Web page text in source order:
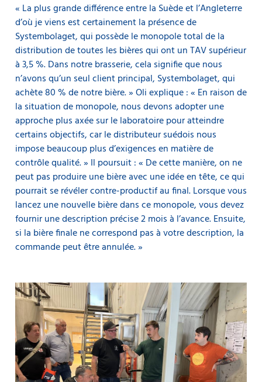
« La plus grande différence entre la Suède et l’Angleterre
d’où je viens est certainement la présence de
Systembolaget, qui possède le monopole total de la
distribution de toutes les bières qui ont un TAV supérieur
à 3,5 %. Dans notre brasserie, cela signifie que nous
n’avons qu’un seul client principal, Systembolaget, qui
achète 80 % de notre bière. » Oli explique : « En raison de
la situation de monopole, nous devons adopter une
approche plus axée sur le laboratoire pour atteindre
certains objectifs, car le distributeur suédois nous
impose beaucoup plus d’exigences en matière de
contrôle qualité. » Il poursuit : « De cette manière, on ne
peut pas produire une bière avec une idée en tête, ce qui
pourrait se révéler contre-productif au final. Lorsque vous
lancez une nouvelle bière dans ce monopole, vous devez
fournir une description précise 2 mois à l’avance. Ensuite,
si la bière finale ne correspond pas à votre description, la
commande peut être annulée. »